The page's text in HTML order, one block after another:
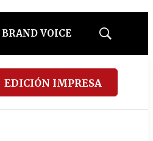
BRAND VOICE
Mostrar
EDICIÓN IMPRESA